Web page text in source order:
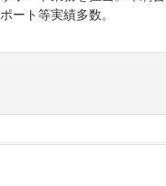
ート等実績多数。